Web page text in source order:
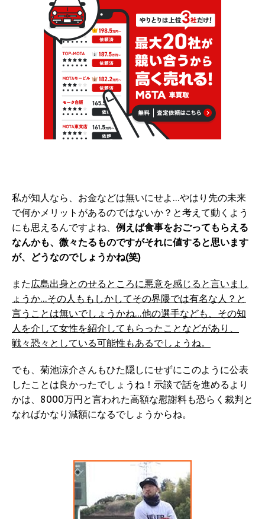
私が知人なら、お金などは無いにせよ…やはり先の未来
で何かメリットがあるのではないか？と考えて動くよう
にも思えるんですよね、 例えば食事をおごってもらえる
なんかも、微々たるものですがそれに値すると思います
が、どうなのでしょうかね(笑)
また広島出身とのせるところに悪意を感じると言いまし
ょうか…その人ももしかしてその界隈では有名な人？と
言うことは無いでしょうかね…他の選手なども、その知
人を介して女性を紹介してもらったことなどがあり、
戦々恐々としている可能性もあるでしょうね。
でも、菊池涼介さんもひた隠しにせずにこのように公表
したことは良かったでしょうね！示談で話を進めるより
かは、8000万円と言われた高額な慰謝料も恐らく裁判と
なればかなり減額になるでしょうからね。